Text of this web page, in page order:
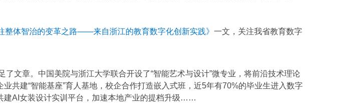
整体智治的变革之路——来自浙江的教育数字化创新实践》 一文，关注我省教育数字
了文章。中国美院与浙江大学联合开设了“智能艺术与设计”微专业，将前沿技术理论
共建“智能基座”育人基地，校企合作打造嵌入式班，近5年有70%的毕业生进入数字
建AI女装设计实训平台，加速本地产业的提档升级……